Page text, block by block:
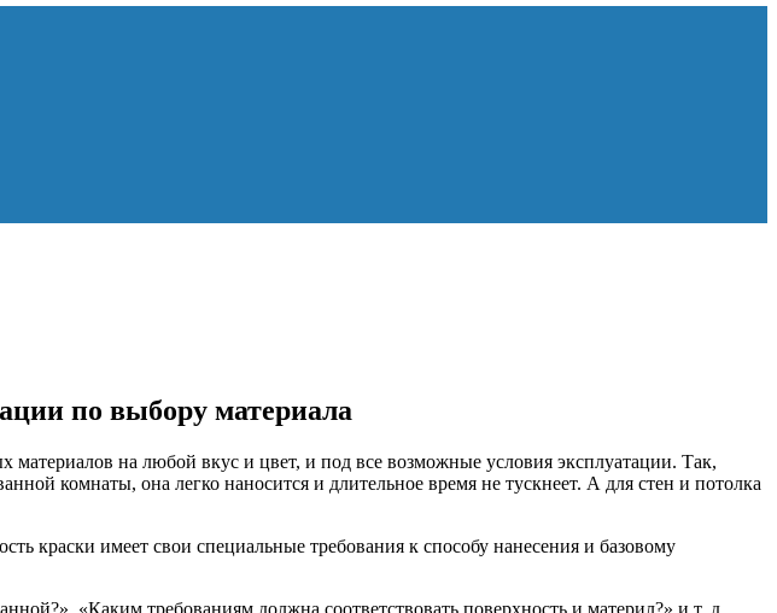
по выбору материала
материалов на любой вкус и цвет, и под все возможные условия эксплуатации. Так,
комнаты, она легко наносится и длительное время не тускнеет. А для стен и потолка
краски имеет свои специальные требования к способу нанесения и базовому
«Каким требованиям должна соответствовать поверхность и материл?» и т. д.